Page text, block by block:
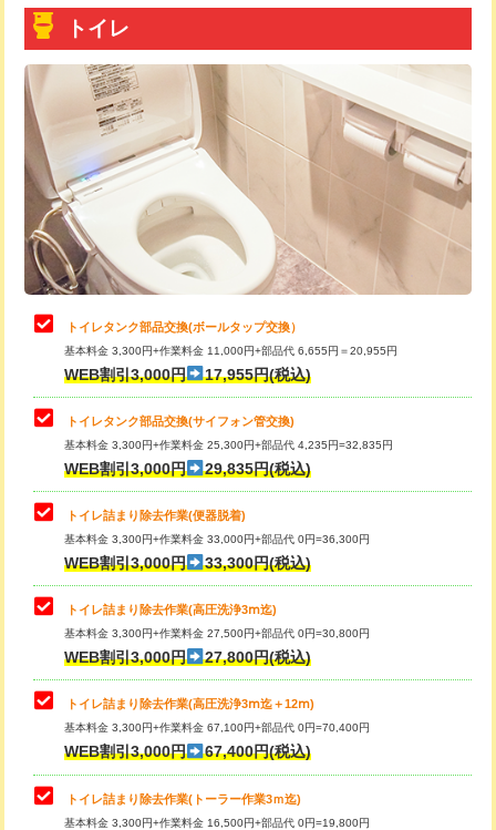
トイレ
トイレタンク部品交換(ボールタップ交換）
基本料金 3,300円+作業料金 11,000円+部品代 6,655円＝20,955円
WEB割引3,000円 17,955円(税込)
トイレタンク部品交換(サイフォン管交換)
基本料金 3,300円+作業料金 25,300円+部品代 4,235円=32,835円
WEB割引3,000円 29,835円(税込)
トイレ詰まり除去作業(便器脱着)
基本料金 3,300円+作業料金 33,000円+部品代 0円=36,300円
WEB割引3,000円 33,300円(税込)
トイレ詰まり除去作業(高圧洗浄3ⅿ迄)
基本料金 3,300円+作業料金 27,500円+部品代 0円=30,800円
WEB割引3,000円 27,800円(税込)
トイレ詰まり除去作業(高圧洗浄3ⅿ迄＋12ⅿ)
基本料金 3,300円+作業料金 67,100円+部品代 0円=70,400円
WEB割引3,000円 67,400円(税込)
トイレ詰まり除去作業(トーラー作業3ｍ迄)
基本料金 3,300円+作業料金 16,500円+部品代 0円=19,800円